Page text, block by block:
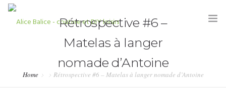
HOME
Rétrospective #6 –
Matelas à langer
nomade d’Antoine
Home Rétrospective #6 – Matelas à langer nomade d’Antoine